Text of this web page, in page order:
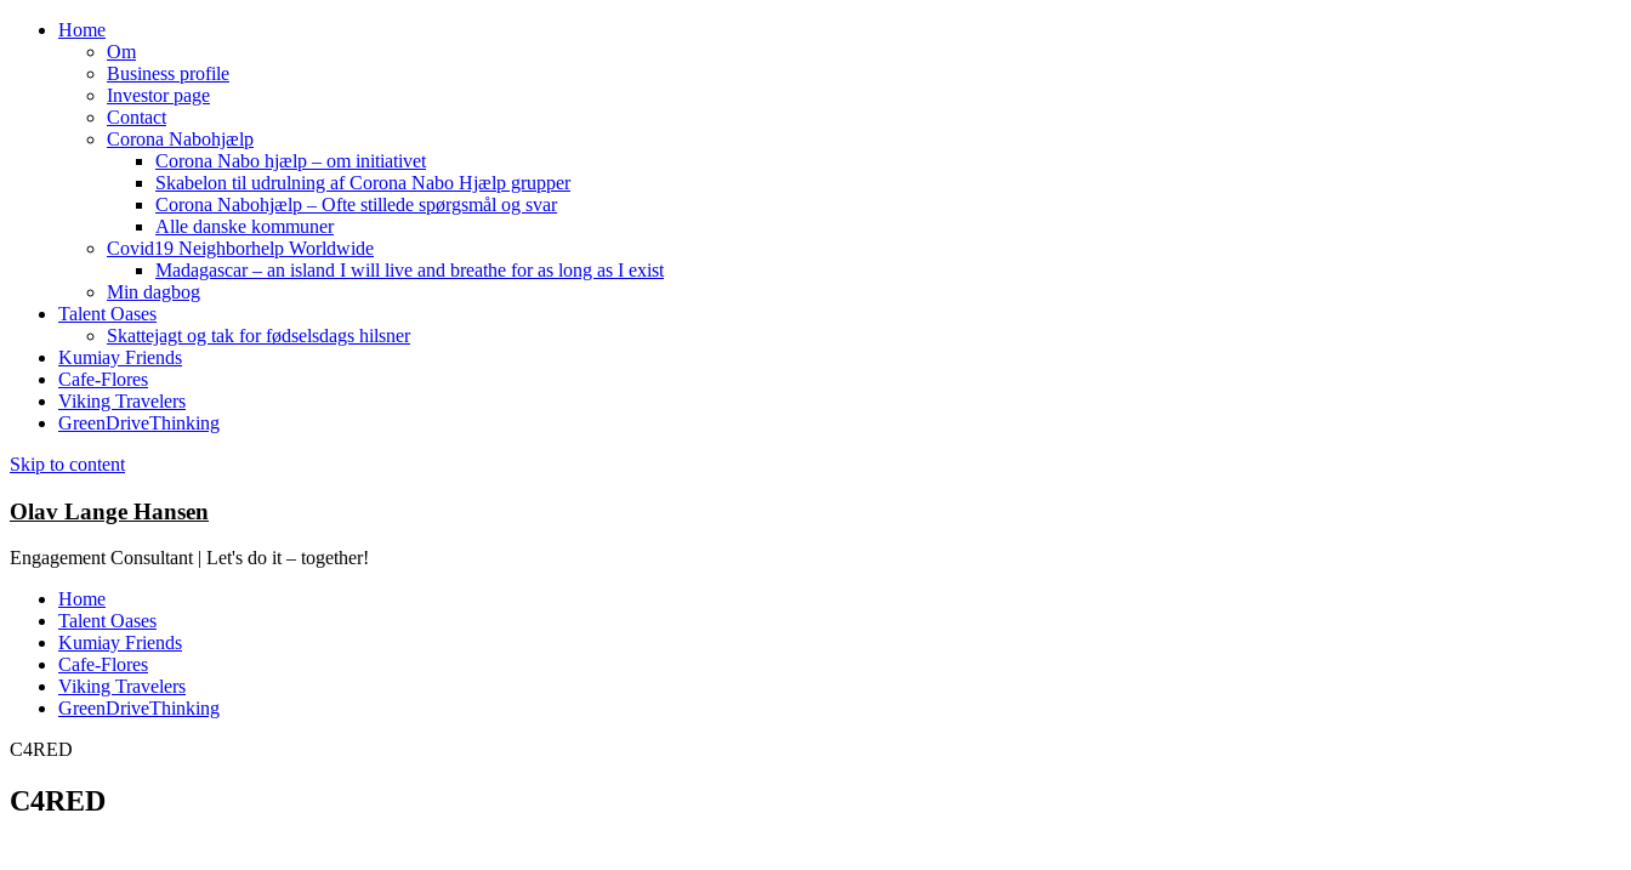
Home
Om
Business profile
Investor page
Contact
Corona Nabohjælp
Corona Nabo hjælp – om initiativet
Skabelon til udrulning af Corona Nabo Hjælp grupper
Corona Nabohjælp – Ofte stillede spørgsmål og svar
Alle danske kommuner
Covid19 Neighborhelp Worldwide
Madagascar – an island I will live and breathe for as long as I exist
Min dagbog
Talent Oases
Skattejagt og tak for fødselsdags hilsner
Kumiay Friends
Cafe-Flores
Viking Travelers
GreenDriveThinking
Skip to content
Olav Lange Hansen
Engagement Consultant | Let's do it – together!
Home
Talent Oases
Kumiay Friends
Cafe-Flores
Viking Travelers
GreenDriveThinking
C4RED
C4RED